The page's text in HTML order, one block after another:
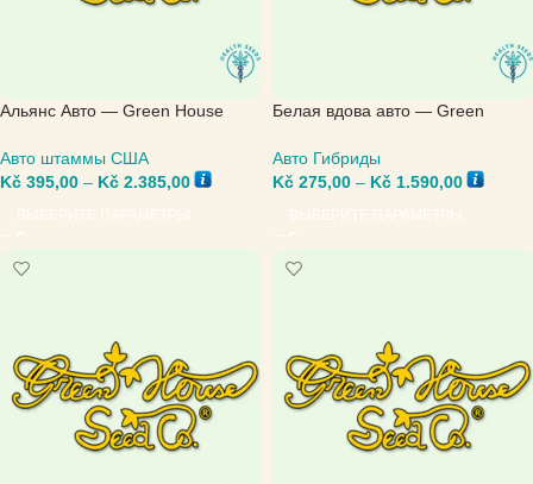
Альянс Авто — Green House
Авто штаммы США
Kč 395,00 – Kč 2.385,00
Белая вдова авто — Green
Авто Гибриды
Kč 275,00 – Kč 1.590,00